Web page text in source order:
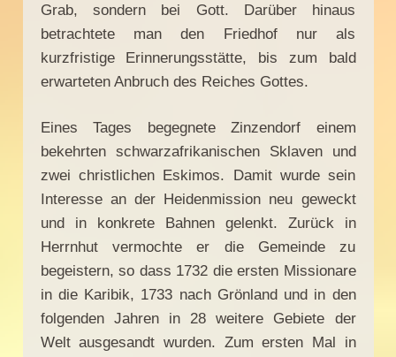
Grab, sondern bei Gott. Darüber hinaus
betrachtete man den Friedhof nur als
kurzfristige Erinnerungsstätte, bis zum bald
erwarteten Anbruch des Reiches Gottes.
Eines Tages begegnete Zinzendorf einem
bekehrten schwarzafrikanischen Sklaven und
zwei christlichen Eskimos. Damit wurde sein
Interesse an der Heidenmission neu geweckt
und in konkrete Bahnen gelenkt. Zurück in
Herrnhut vermochte er die Gemeinde zu
begeistern, so dass 1732 die ersten Missionare
in die Karibik, 1733 nach Grönland und in den
folgenden Jahren in 28 weitere Gebiete der
Welt ausgesandt wurden. Zum ersten Mal in